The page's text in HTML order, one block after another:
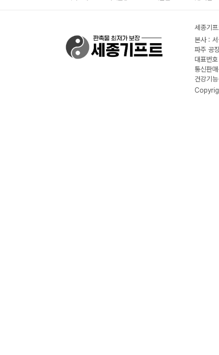
세종기
본사 :
파주 공
대표번
통신판
건강기